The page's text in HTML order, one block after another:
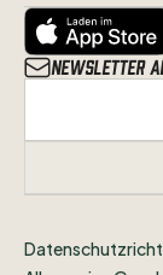
Newsletter